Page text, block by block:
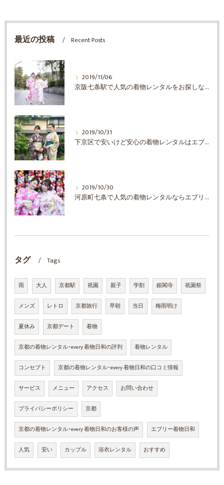
最近の投稿 Recent Posts
2019/11/06
京阪七条駅で人気の着物レンタルをお探しならエブリ着物日和
2019/10/31
下京区で安いけど安心の着物レンタルはエブリ着物日和
2019/10/30
河原町七条で人気の着物レンタルならエブリ着物日和
タグ Tags
雨 大人 京都駅 祇園 親子 学割 銀閣寺 祇園祭
メンズ レトロ 京都旅行 早朝 当日 梅雨明け
夏休み 京都デート 着物
京都の着物レンタル･every 着物日和の評判 着物レンタル
コンセプト 京都の着物レンタル･every 着物日和の口コミ情報
サービス メニュー アクセス お問い合わせ
プライバシーポリシー 京都
京都の着物レンタル･every 着物日和のお客様の声 エブリー着物日和
人気 安い カップル 浴衣レンタル おすすめ